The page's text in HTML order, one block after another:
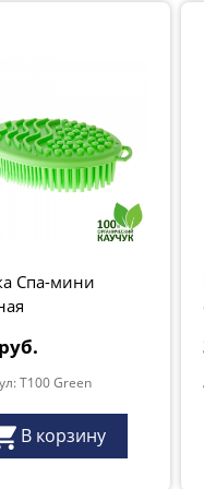
Спа-мини
T100 Green
В корзину